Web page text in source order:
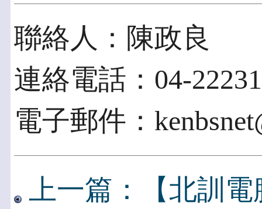
聯絡人：陳政良
連絡電話：04-
電子郵件：
上一篇：【北訓電